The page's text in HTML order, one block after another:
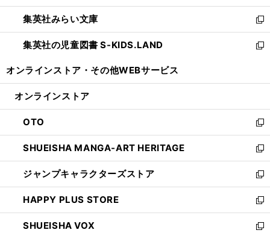
開
く
ウ
で
開
く
ン
ド
ウ
で
ウ
ィ
ン
ド
開
集英社みらい文庫
新
し
い
ン
ウ
で
開
く
集英社の児童図書 S-KIDS.LAND
新
ウ
ン
ド
ウ
で
開
く
オンラインストア・ その他WEBサービス
オンラインストア
OTO
新
し
い
ウ
ィ
ン
ド
ウ
で
SHUEISHA MANGA-ART HERITAGE
新
し
い
ウ
ィ
ン
ド
ジャンプキャラクターズストア
新
し
い
ウ
ィ
HAPPY PLUS STORE
新
し
い
SHUEISHA VOX
新